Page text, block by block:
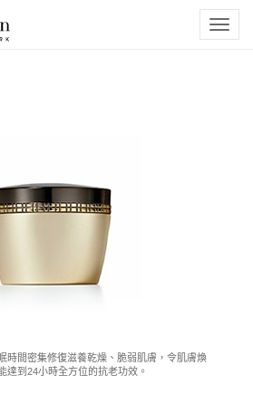
時間密集修復滋養乾燥、脆弱肌膚，令肌膚煥
達到24小時全方位的抗老功效。